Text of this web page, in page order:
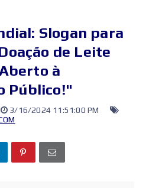
Slogan para
de Leite
à
Público!"
3/16/2024 11:51:00 PM